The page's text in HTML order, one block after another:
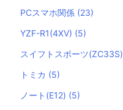
PCスマホ関係 (23)
YZF-R1(4XV) (5)
スイフトスポーツ(ZC33S)
トミカ (5)
ノート(E12) (5)